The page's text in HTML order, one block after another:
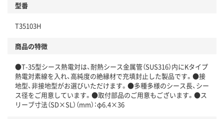
型番
T35103H
商品の特徴
●T-35型シース熱電対は、耐熱シース金属管（SUS316）内にKタイプ
熱電対素線を入れ、高純度の絶縁材で充填封止した製品です。●接
地型、非接地型がお選びいただけます。●多種多様のシース長、シー
ス径をご用意しています。●取付部品のご用意もございます。●ス
リーブ寸法（SD×SL）（mm）：φ6.4×36